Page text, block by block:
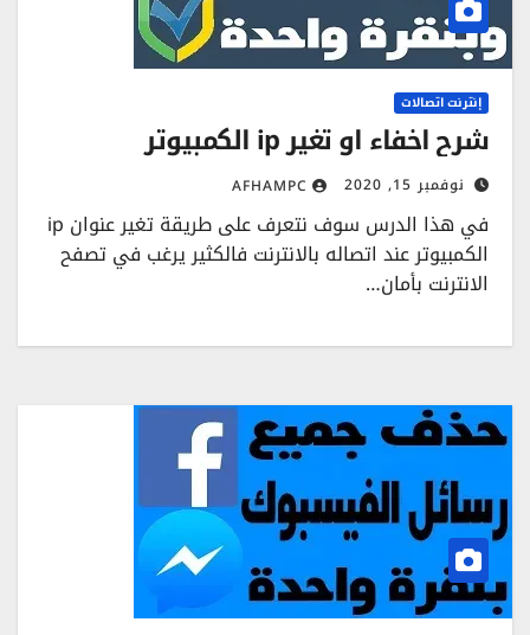
إنترنت اتصالات
شرح اخفاء او تغير ip الكمبيوتر
نوفمبر 15, 2020 AFHAMPC
في هذا الدرس سوف نتعرف على طريقة تغير عنوان ip
الكمبيوتر عند اتصاله بالانترنت فالكثير يرغب في تصفح
الانترنت بأمان…